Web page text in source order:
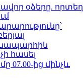
օձերը. որտեղ
հասել
07.00-ից մինչև